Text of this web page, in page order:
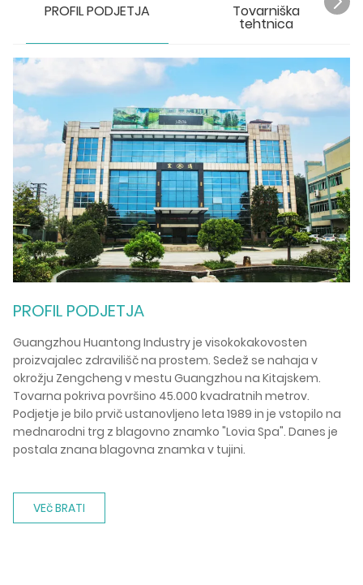
PROFIL PODJETJA Tovarniška
tehtnica
PROFIL PODJETJA
Guangzhou Huantong Industry je visokokakovosten
proizvajalec zdravilišč na prostem. Sedež se nahaja v
okrožju Zengcheng v mestu Guangzhou na Kitajskem.
Tovarna pokriva površino 45.000 kvadratnih metrov.
Podjetje je bilo prvič ustanovljeno leta 1989 in je vstopilo na
mednarodni trg z blagovno znamko "Lovia Spa". Danes je
postala znana blagovna znamka v tujini.
VEč BRATI